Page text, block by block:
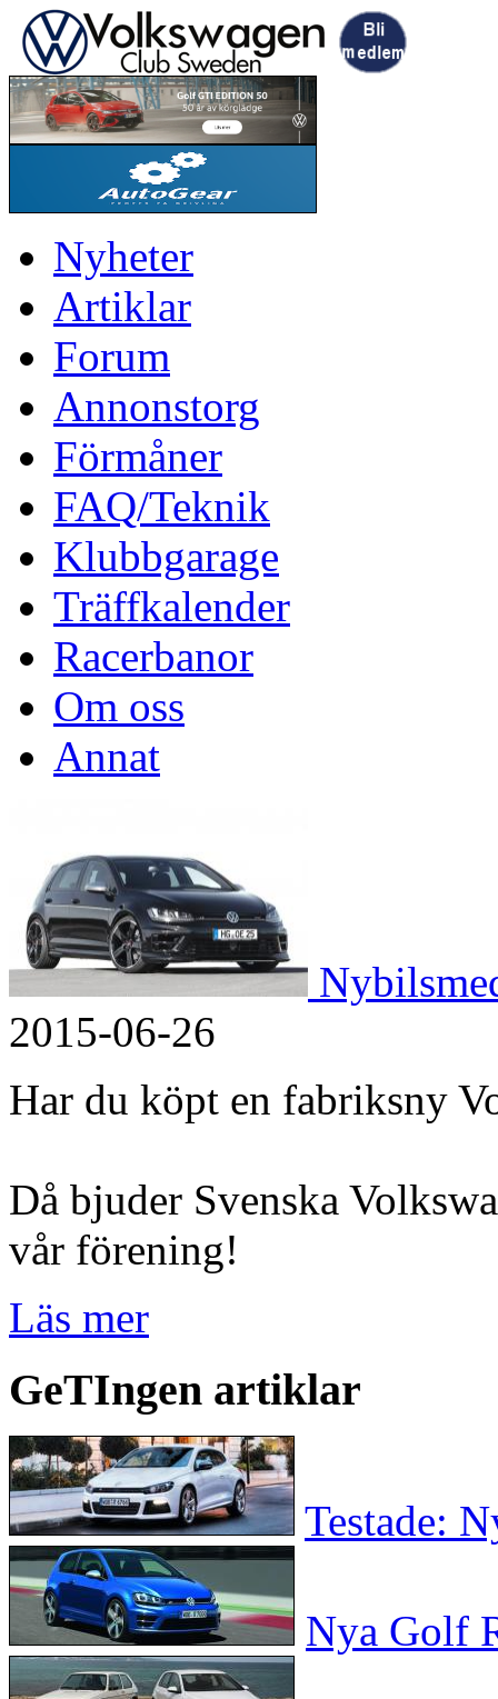
Nyheter
Artiklar
Forum
Annonstorg
Förmåner
FAQ/Teknik
Klubbgarage
Träffkalender
Racerbanor
Om oss
Annat
2015-06-26
Har du köpt en fabriksny
Då bjuder Svenska
vår förening!
Läs mer
GeTIngen artiklar
Testade:
Nya Golf